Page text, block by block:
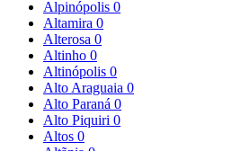
Alpinópolis 0
Altamira 0
Alterosa 0
Altinho 0
Altinópolis 0
Alto Araguaia 0
Alto Paraná 0
Alto Piquiri 0
Altos 0